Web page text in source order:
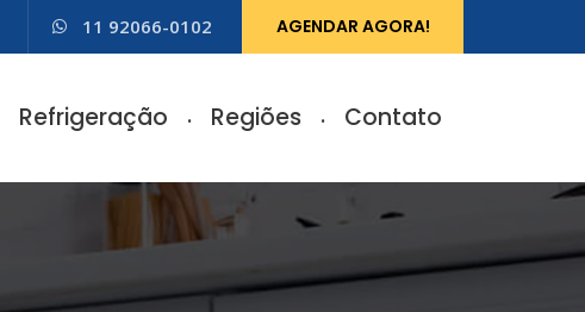
11 92066-0102 AGENDAR AGORA!
Refrigeração Regiões Contato